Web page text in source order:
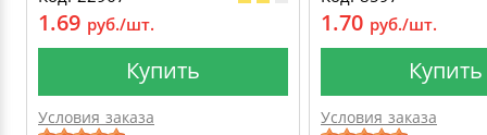
1.69 руб./шт.
Купить
Условия заказа
1.70 руб./шт.
Купить
Условия заказа